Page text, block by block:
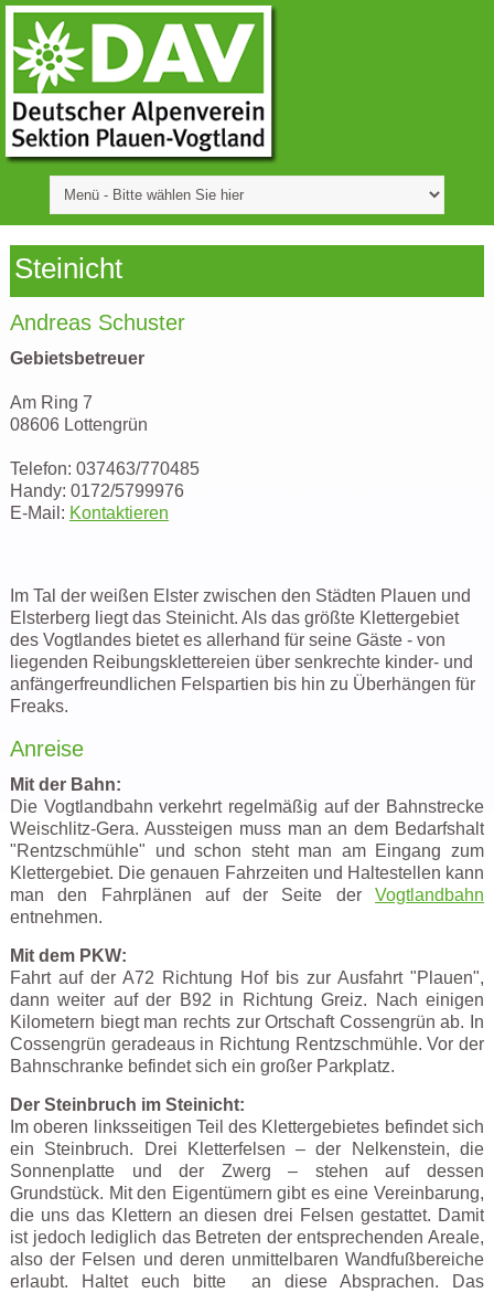
Steinicht
Andreas Schuster
Gebietsbetreuer
Am Ring 7
08606 Lottengrün
Telefon: 037463/770485
Handy: 0172/5799976
E-Mail: Kontaktieren
Im Tal der weißen Elster zwischen den Städten Plauen und
Elsterberg liegt das Steinicht. Als das größte Klettergebiet
des Vogtlandes bietet es allerhand für seine Gäste - von
liegenden Reibungsklettereien über senkrechte kinder- und
anfängerfreundlichen Felspartien bis hin zu Überhängen für
Freaks.
Anreise
Mit der Bahn:
Die Vogtlandbahn verkehrt regelmäßig auf der Bahnstrecke
Weischlitz-Gera. Aussteigen muss man an dem Bedarfshalt
"Rentzschmühle" und schon steht man am Eingang zum
Klettergebiet. Die genauen Fahrzeiten und Haltestellen kann
man den Fahrplänen auf der Seite derVogtlandbahn
entnehmen.
Mit dem PKW:
Fahrt auf der A72 Richtung Hof bis zur Ausfahrt "Plauen",
dann weiter auf der B92 in Richtung Greiz. Nach einigen
Kilometern biegt man rechts zur Ortschaft Cossengrün ab. In
Cossengrün geradeaus in Richtung Rentzschmühle. Vor der
Bahnschranke befindet sich ein großer Parkplatz.
Der Steinbruch im Steinicht:
Im oberen linksseitigen Teil des Klettergebietes befindet sich
ein Steinbruch. Drei Kletterfelsen – der Nelkenstein, die
Sonnenplatte und der Zwerg – stehen auf dessen
Grundstück. Mit den Eigentümern gibt es eine Vereinbarung,
die uns das Klettern an diesen drei Felsen gestattet. Damit
ist jedoch lediglich das Betreten der entsprechenden Areale,
also der Felsen und deren unmittelbaren Wandfußbereiche
erlaubt. Haltet euch bitte an diese Absprachen. Das